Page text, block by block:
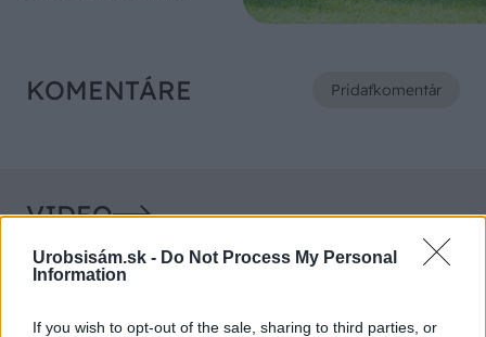
Urobsisám.sk - Do Not Process My Personal
Information
If you wish to opt-out of the sale, sharing to third parties, or
KOMENTÁRE Pridaťkomentár
VIDEO